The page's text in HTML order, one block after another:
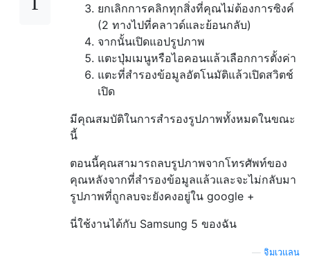
ยกเลิกการคลิกทุกสิ่งที่คุณไม่ต้องการซิงค์
(2 ทางไปที่คลาวด์และย้อนกลับ)
จากนั้นเปิดแอปรูปภาพ
แตะปุ่มเมนูหรือไอคอนแล้วเลือกการตั้งค่า
แตะที่สำรองข้อมูลอัตโนมัติแล้วเปิดสวิตช์
เปิด
มีคุณสมบัติในการสำรองรูปภาพทั้งหมดในขณะ
นี้
ตอนนี้คุณสามารถลบรูปภาพจากโทรศัพท์ของ
คุณหลังจากที่สำรองข้อมูลแล้วและจะไม่กลับมา
รูปภาพที่ถูกลบจะยังคงอยู่ใน google +
นี่ใช้งานได้กับ Samsung 5 ของฉัน
จิมเวแลน